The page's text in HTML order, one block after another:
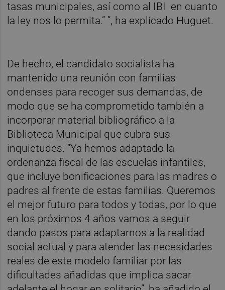
tasas municipales, así como al IBI en cuanto
la ley nos lo permita.” ”, ha explicado Huguet.
De hecho, el candidato socialista ha
mantenido una reunión con familias
ondenses para recoger sus demandas, de
modo que se ha comprometido también a
incorporar material bibliográfico a la
Biblioteca Municipal que cubra sus
inquietudes. “Ya hemos adaptado la
ordenanza fiscal de las escuelas infantiles,
que incluye bonificaciones para las madres o
padres al frente de estas familias. Queremos
el mejor futuro para todos y todas, por lo que
en los próximos 4 años vamos a seguir
dando pasos para adaptarnos a la realidad
social actual y para atender las necesidades
reales de este modelo familiar por las
dificultades añadidas que implica sacar